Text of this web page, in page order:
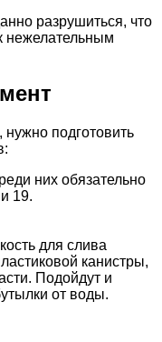
разрушиться, что
нежелательным
подготовить
них обязательно
19.
для слива
канистры,
Подойдут и
от воды.